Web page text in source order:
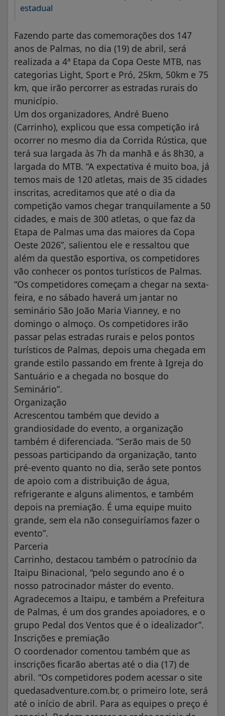
estadual
Fazendo parte das comemorações dos 147
anos de Palmas, no dia (19) de abril, será
realizada a 4ª Etapa da Copa Oeste MTB, nas
categorias Light, Sport e Pró, 25km, 50km e 75
km, que irão percorrer as estradas rurais do
município.
Um dos organizadores, André Bueno
(Carrinho), explicou que essa competição irá
ocorrer no mesmo dia da Corrida Rústica, que
terá sua largada às 7h da manhã e ás 8h30, a
largada do MTB. “A expectativa é muito boa, já
temos mais de 120 atletas, mais de 35 cidades
inscritas, acreditamos que até o dia da
competição vamos chegar tranquilamente a 50
cidades, e mais de 300 atletas, o que faz da
Etapa de Palmas uma das maiores da Copa
Oeste 2026”, salientou ele e ressaltou que
além da questão esportiva, os competidores
vão conhecer os pontos turísticos de Palmas.
“Os competidores começam a chegar na sexta-
feira, e no sábado haverá um jantar no
seminário São João Maria Vianney, e no
domingo o almoço. Os competidores irão
passar pelas estradas rurais e pelos pontos
turísticos de Palmas, depois uma chegada em
grande estilo passando em frente à Igreja do
Santuário e a chegada no bosque do
Seminário”.
Organização
Acrescentou também que devido a
grandiosidade do evento, a organização
também é diferenciada. ”Serão mais de 50
pessoas participando da organização, tanto
pré-evento quanto no dia, serão sete pontos
de apoio com a distribuição de água,
refrigerante e alguns alimentos, e também
depois na premiação. É uma equipe muito
grande, sem ela não conseguiríamos fazer o
evento”.
Parceria
Carrinho, destacou também o patrocínio da
Itaipu Binacional, “pelo segundo ano é o
nosso patrocinador máster do evento.
Agradecemos a Itaipu, e também a Prefeitura
de Palmas, é um dos grandes apoiadores, e o
grupo Pedal dos Ventos que é o idealizador”.
Inscrições e premiação
O coordenador comentou também que as
inscrições ficarão abertas até o dia (17) de
abril. “Os competidores podem acessar o site
quedasadventure.com.br, o primeiro lote, será
até o início de abril. Para as equipes o preço é